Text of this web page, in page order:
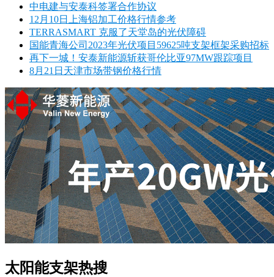
中电建与安泰科签署合作协议
12月10日上海铝加工价格行情参考
TERRASMART 克服了天堂岛的光伏障碍
国能青海公司2023年光伏项目59625吨支架框架采购招标
再下一城！安泰新能源斩获哥伦比亚97MW跟踪项目
8月21日天津市场带钢价格行情
太阳能支架热搜